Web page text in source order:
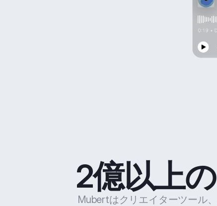
2億以上
Mubertはクリエイターツール